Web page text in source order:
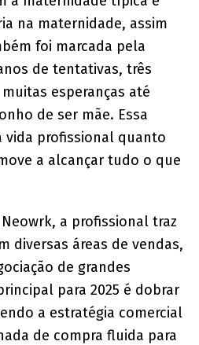
na maternidade, assim
foi marcada pela
de tentativas, três
muitas esperanças até
de ser mãe. Essa
vida profissional quanto
a alcançar tudo o que
a profissional traz
diversas áreas de vendas,
de grandes
para 2025 é dobrar
a estratégia comercial
de compra fluida para